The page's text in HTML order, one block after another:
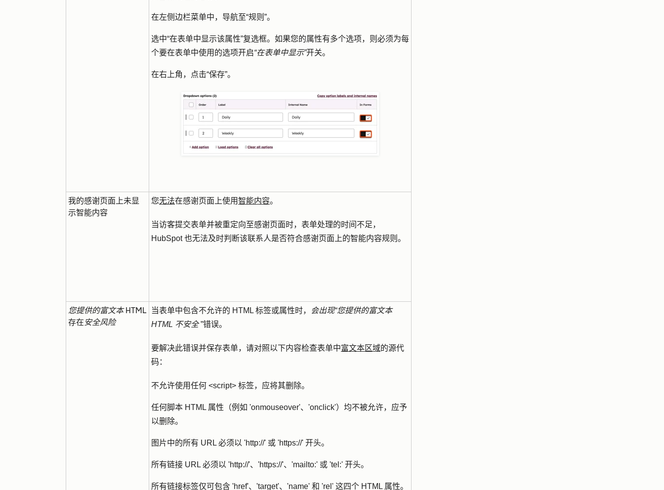
在左侧边栏菜单中，导航至“规则”。
选中“在表单中显示该属性”复选框。如果您的属性有多个选项，则必须为每
个要在表单中使用的选项开启“在表单中显示”开关。
在右上角，点击“保存”。
我的感谢页面上未显
示智能内容
您无法在感谢页面上使用智能内容。
当访客提交表单并被重定向至感谢页面时，表单处理的时间不足，
HubSpot 也无法及时判断该联系人是否符合感谢页面上的智能内容规则。
您提供的富文本 HTML
存在安全风险
当表单中包含不允许的 HTML 标签或属性时，
会出现“您提供的富文本
HTML 不安全”错误。
要解决此错误并保存表单，请对照以下内容检查表单中富文本区域的源代
码：
不允许使用任何 <script> 标签，应将其删除。
任何脚本 HTML 属性（例如 'onmouseover'、'onclick'）均不被允许，应予
以删除。
图片中的所有 URL 必须以 'http://' 或 'https://' 开头。
所有链接 URL 必须以 'http://'、'https://'、'mailto:' 或 'tel:' 开头。
所有链接标签仅可包含 'href'、'target'、'name' 和 'rel' 这四个 HTML 属性。